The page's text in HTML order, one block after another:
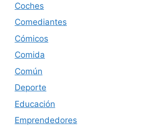
Coches
Comediantes
Cómicos
Comida
Común
Deporte
Educación
Emprendedores